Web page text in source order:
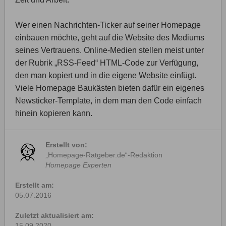
Wer einen Nachrichten-Ticker auf seiner Homepage
einbauen möchte, geht auf die Website des Mediums
seines Vertrauens. Online-Medien stellen meist unter
der Rubrik „RSS-Feed“ HTML-Code zur Verfügung,
den man kopiert und in die eigene Website einfügt.
Viele Homepage Baukästen bieten dafür ein eigenes
Newsticker-Template, in dem man den Code einfach
hinein kopieren kann.
Erstellt von:
„Homepage-Ratgeber.de“-Redaktion
Homepage Experten
Erstellt am:
05.07.2016
Zuletzt aktualisiert am: